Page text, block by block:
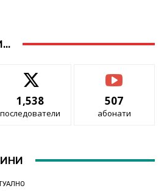
1,538
последователи
507
абонати